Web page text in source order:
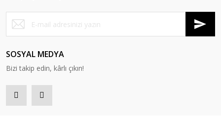
SOSYAL MEDYA
Bizi takip edin, kârlı çıkın!